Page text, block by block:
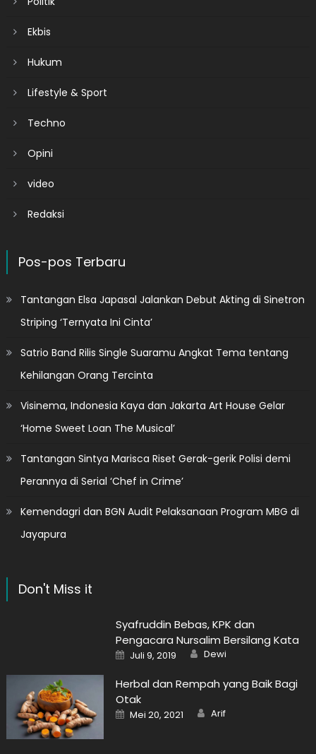
Ekbis
Hukum
Lifestyle & Sport
Techno
Opini
video
Redaksi
Pos-pos Terbaru
Tantangan Elsa Japasal Jalankan Debut Akting di Sinetron
Striping ‘Ternyata Ini Cinta’
Satrio Band Rilis Single Suaramu Angkat Tema tentang
Kehilangan Orang Tercinta
Visinema, Indonesia Kaya dan Jakarta Art House Gelar
‘Home Sweet Loan The Musical’
Tantangan Sintya Marisca Riset Gerak-gerik Polisi demi
Perannya di Serial ‘Chef in Crime’
Kemendagri dan BGN Audit Pelaksanaan Program MBG di
Jayapura
Don't Miss it
Syafruddin Bebas, KPK dan
Pengacara Nursalim Bersilang Kata
Posted
on
Juli 9, 2019 Author
Dewi
Herbal dan Rempah yang Baik Bagi
Otak
Posted
on
Mei 20, 2021 Author
Arif